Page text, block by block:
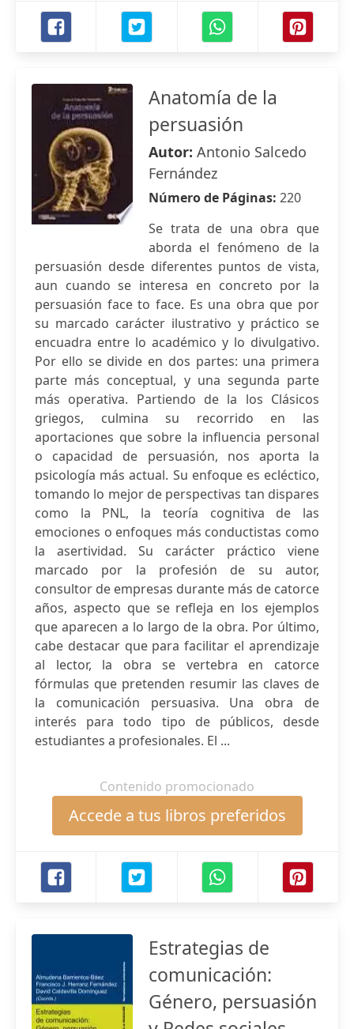
Anatomía de la
persuasión
Autor: Antonio Salcedo
Fernández
Número de Páginas: 220
Se trata de una obra que
aborda el fenómeno de la
persuasión desde diferentes puntos de vista,
aun cuando se interesa en concreto por la
persuasión face to face. Es una obra que por
su marcado carácter ilustrativo y práctico se
encuadra entre lo académico y lo divulgativo.
Por ello se divide en dos partes: una primera
parte más conceptual, y una segunda parte
más operativa. Partiendo de la los Clásicos
griegos, culmina su recorrido en las
aportaciones que sobre la influencia personal
o capacidad de persuasión, nos aporta la
psicología más actual. Su enfoque es ecléctico,
tomando lo mejor de perspectivas tan dispares
como la PNL, la teoría cognitiva de las
emociones o enfoques más conductistas como
la asertividad. Su carácter práctico viene
marcado por la profesión de su autor,
consultor de empresas durante más de catorce
años, aspecto que se refleja en los ejemplos
que aparecen a lo largo de la obra. Por último,
cabe destacar que para facilitar el aprendizaje
al lector, la obra se vertebra en catorce
fórmulas que pretenden resumir las claves de
la comunicación persuasiva. Una obra de
interés para todo tipo de públicos, desde
estudiantes a profesionales. El ...
Contenido promocionado
Accede a tus libros preferidos
Estrategias de
comunicación:
Género, persuasión